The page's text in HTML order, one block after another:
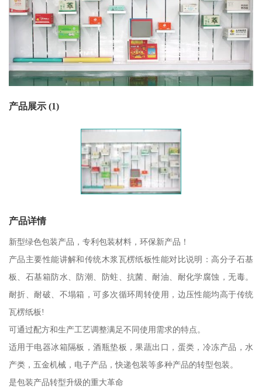
产品展示 (1)
产品详情
新型绿色包装产品，专利包装材料，环保新产品！
产品主要性能讲解和传统木浆瓦楞纸板性能对比说明：高分子石基
板、石基箱防水、防潮、防蛀、抗菌、耐油、耐化学腐蚀，无毒。
耐折、耐破、不塌箱，可多次循环周转使用，边压性能均高于传统
瓦楞纸板!
可通过配方和生产工艺调整满足不同使用需求的特点。
适用于电器冰箱隔板，酒瓶垫板，果蔬出口，蛋类，冷冻产品，水
产类，五金机械，电子产品，快递包装等多种产品的转型包装。
是包装产品转型升级的重大革命